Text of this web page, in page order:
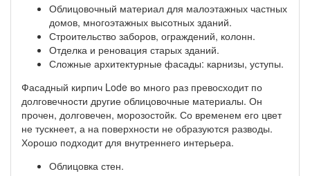
Облицовочный материал для малоэтажных частных
домов, многоэтажных высотных зданий.
Строительство заборов, ограждений, колонн.
Отделка и реновация старых зданий.
Сложные архитектурные фасады: карнизы, уступы.
Фасадный кирпич Lode во много раз превосходит по
долговечности другие облицовочные материалы. Он
прочен, долговечен, морозостойк. Со временем его цвет
не тускнеет, а на поверхности не образуются разводы.
Хорошо подходит для внутреннего интерьера.
Облицовка стен.